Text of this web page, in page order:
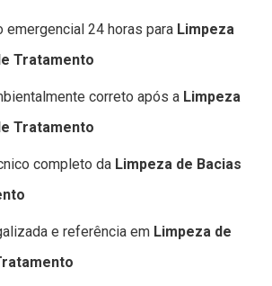
emergencial 24 horas para Limpeza
Tratamento
correto após a Limpeza
Tratamento
completo da Limpeza de Bacias
e referência em Limpeza de